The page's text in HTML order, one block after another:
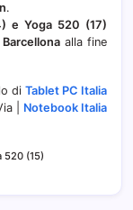
.
e Yoga 520 (17)
alla fine
di Tablet PC Italia
| Notebook Italia
520 (15)